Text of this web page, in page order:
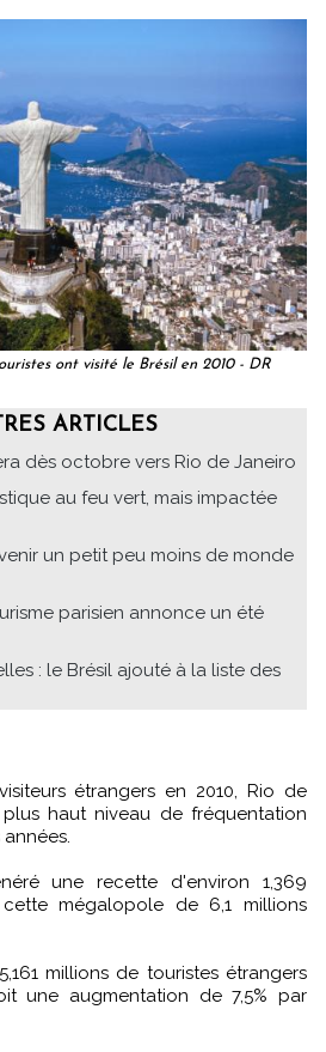
ont visité le Brésil en 2010 - DR
ARTICLES
dès octobre vers Rio de Janeiro
au feu vert, mais impactée
un petit peu moins de monde
parisien annonce un été
: le Brésil ajouté à la liste des
haut niveau de fréquentation
une recette d'environ 1,369
mégalopole de 6,1 millions
millions de touristes étrangers
une augmentation de 7,5% par